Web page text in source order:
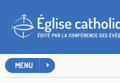
MENU